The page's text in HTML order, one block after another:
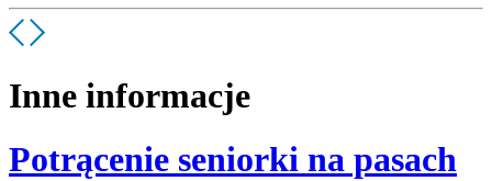
Inne informacje
Potrącenie seniorki na pasach